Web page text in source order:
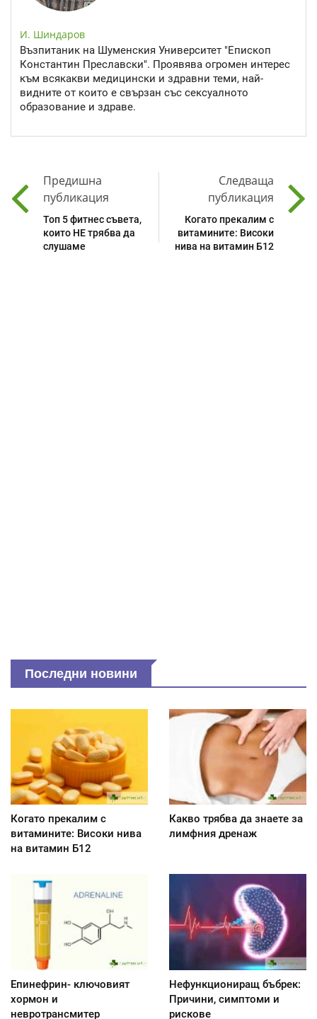
И. Шиндаров
Възпитаник на Шуменския Университет "Епископ
Константин Преславски". Проявява огромен интерес
към всякакви медицински и здравни теми, най-
видните от които е свързан със сексуалното
образование и здраве.
Предишна
публикация
Топ 5 фитнес съвета,
които НЕ трябва да
слушаме
Следваща
публикация
Когато прекалим с
витамините: Високи
нива на витамин Б12
Последни новини
Когато прекалим с
витамините: Високи нива
на витамин Б12
Какво трябва да знаете за
лимфния дренаж
Епинефрин- ключовият
хормон и
невротрансмитер
Нефункциониращ бъбрек:
Причини, симптоми и
рискове